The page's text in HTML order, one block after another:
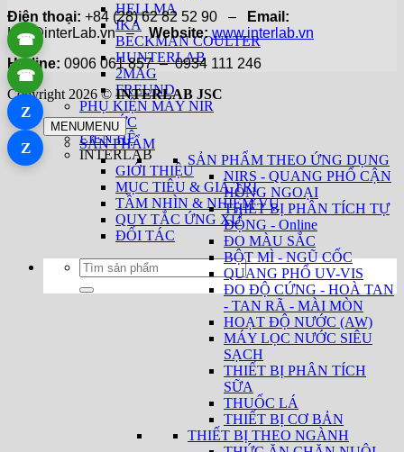
HELLMA
IKA
BECKMAN COULTER
HUNTERLAB
2MAG
FREUND
PHỤ KIỆN MÁY NIR
TIN TỨC
LIÊN HỆ
INTERLAB
GIỚI THIỆU
MỤC TIÊU & GIÁ TRỊ
TẦM NHÌN & NHIỆM VỤ
QUY TẮC ỨNG XỬ
ĐỐI TÁC
Tìm
kiếm:
Điện thoại: +84 (28) 62 82 52 90 –
Email:
Hai@interLab.vn –Website: www.interlab.vn
Hotline: 0906 061 857 – 0934 111 246
Copyright 2026 © INTERLAB JSC
MENUMENU
SẢN PHẨM
SẢN PHẨM THEO ỨNG DỤNG
NIRS - QUANG PHỔ CẬN
HỒNG NGOẠI
THIẾT BỊ PHÂN TÍCH TỰ
ĐỘNG - Online
ĐO MÀU SẮC
BỘT MÌ - NGŨ CỐC
QUANG PHỔ UV-VIS
ĐO ĐỘ CỨNG - HOÀ TAN
- TAN RÃ - MÀI MÒN
HOẠT ĐỘ NƯỚC (AW)
MÁY LỌC NƯỚC SIÊU
SẠCH
THIẾT BỊ PHÂN TÍCH
SỮA
THUỐC LÁ
THIẾT BỊ CƠ BẢN
THIẾT BỊ THEO NGÀNH
☎
☎
Z
Z